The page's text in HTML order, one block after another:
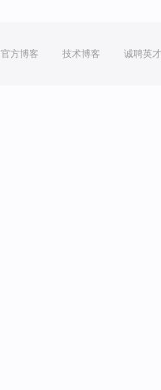
官方博客 技术博客 诚聘英才